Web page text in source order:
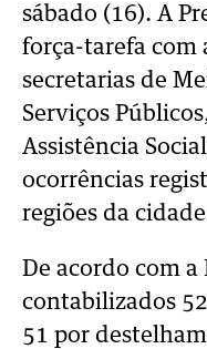
sábado (16). A
força-tarefa com
secretarias de
Serviços
Assistência
ocorrências
regiões da
De acordo com
contabilizados
51 por